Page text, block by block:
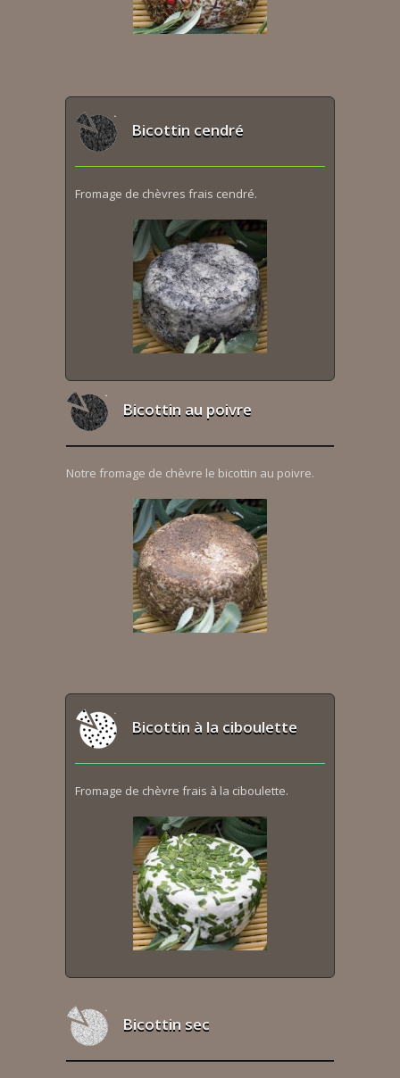
Bicottin cendré
Fromage de chèvres frais cendré.
Bicottin au poivre
Notre fromage de chèvre le bicottin au poivre.
Bicottin à la ciboulette
Fromage de chèvre frais à la ciboulette.
Bicottin sec